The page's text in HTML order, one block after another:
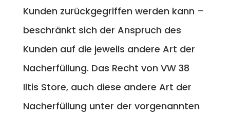
Kunden zurückgegriffen werden kann –
beschränkt sich der Anspruch des
Kunden auf die jeweils andere Art der
Nacherfüllung. Das Recht von VW 38
Iltis Store, auch diese andere Art der
Nacherfüllung unter der vorgenannten